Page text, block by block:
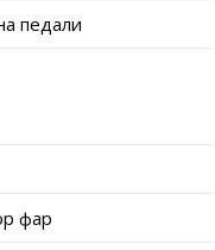
педали
фар